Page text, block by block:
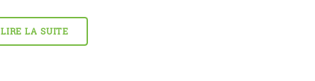
LIRE LA SUITE